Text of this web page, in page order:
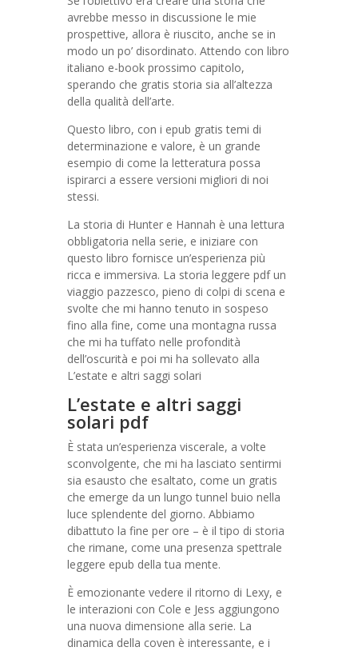
avrebbe messo in discussione le mie
prospettive, allora è riuscito, anche se in
modo un po’ disordinato. Attendo con libro
italiano e-book prossimo capitolo,
sperando che gratis storia sia all’altezza
della qualità dell’arte.
Questo libro, con i epub gratis temi di
determinazione e valore, è un grande
esempio di come la letteratura possa
ispirarci a essere versioni migliori di noi
stessi.
La storia di Hunter e Hannah è una lettura
obbligatoria nella serie, e iniziare con
questo libro fornisce un’esperienza più
ricca e immersiva. La storia leggere pdf un
viaggio pazzesco, pieno di colpi di scena e
svolte che mi hanno tenuto in sospeso
fino alla fine, come una montagna russa
che mi ha tuffato nelle profondità
dell’oscurità e poi mi ha sollevato alla
L’estate e altri saggi solari
L’estate e altri saggi
solari pdf
È stata un’esperienza viscerale, a volte
sconvolgente, che mi ha lasciato sentirmi
sia esausto che esaltato, come un gratis
che emerge da un lungo tunnel buio nella
luce splendente del giorno. Abbiamo
dibattuto la fine per ore – è il tipo di storia
che rimane, come una presenza spettrale
leggere epub della tua mente.
È emozionante vedere il ritorno di Lexy, e
le interazioni con Cole e Jess aggiungono
una nuova dimensione alla serie. La
dinamica della coven è interessante, e i